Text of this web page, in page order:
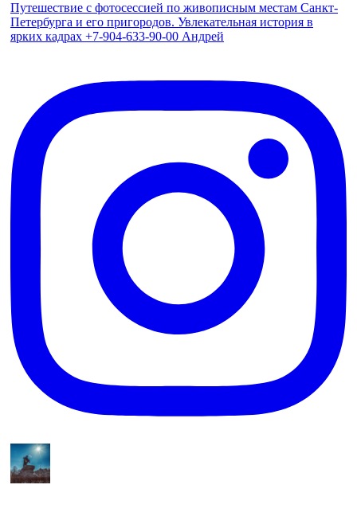
Путешествие с фотосессией по живописным местам Санкт-
Петербурга и его пригородов. Увлекательная история в
ярких кадрах +7-904-633-90-00 Андрей